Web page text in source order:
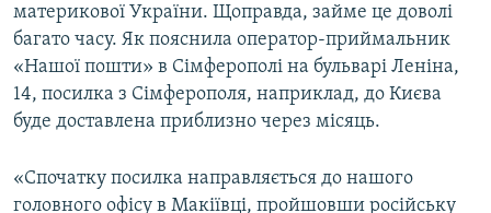
материкової України. Щоправда, займе це доволі
багато часу. Як пояснила оператор-приймальник
«Нашої пошти» в Сімферополі на бульварі Леніна,
14, посилка з Сімферополя, наприклад, до Києва
буде доставлена приблизно через місяць.
«Спочатку посилка направляється до нашого
головного офісу в Макіївці, пройшовши російську